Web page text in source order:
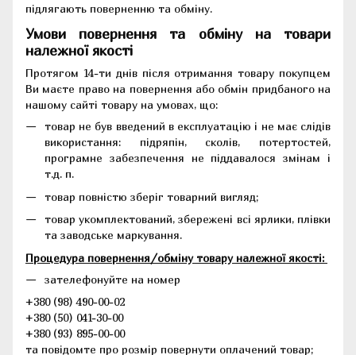
підлягають поверненню та обміну.
Умови повернення та обміну на товари
належної якості
Протягом 14-ти днів після отримання товару покупцем
Ви маєте право на повернення або обмін придбаного на
нашому сайті товару на умовах, що:
товар не був введений в експлуатацію і не має слідів
використання: підряпін, сколів, потертостей,
програмне забезпечення не піддавалося змінам і
т.д. п.
товар повністю зберіг товарний вигляд;
товар укомплектований, збережені всі ярлики, плівки
та заводське маркування.
Процедура повернення/обміну товару належної якості:
зателефонуйте на номер
+380 (98) 490-00-02
+380 (50) 041-30-00
+380 (93) 895-00-00
та повідомте про розмір повернути оплачений товар;